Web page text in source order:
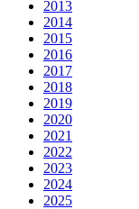
2013
2014
2015
2016
2017
2018
2019
2020
2021
2022
2023
2024
2025